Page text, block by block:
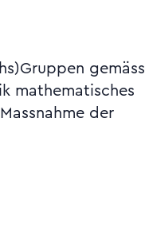
gemäss
mathematisches
der